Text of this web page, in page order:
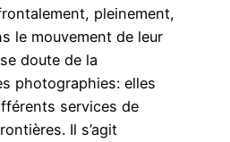
pleinement,
le mouvement de leur
doute de la
photographies: elles
services de
Il s’agit